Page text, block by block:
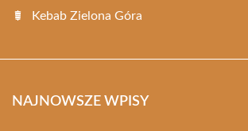
Kebab Zielona Góra
NAJNOWSZE WPISY